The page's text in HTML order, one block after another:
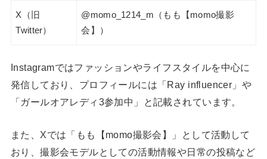
X（旧
Twitter）
@momo_1214_m（もも【momo撮影
会】）
Instagramではファッションやライフスタイルを中心に
発信しており、プロフィールには「Ray influencer」や
「ガールオアレディ3参加中」と記載されています。
また、Xでは「もも【momo撮影会】」として活動して
おり、撮影会モデルとしての活動情報や日常の投稿など